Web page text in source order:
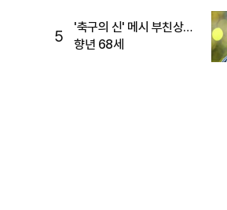
5
'축구의 신' 메시 부친상…
향년 68세